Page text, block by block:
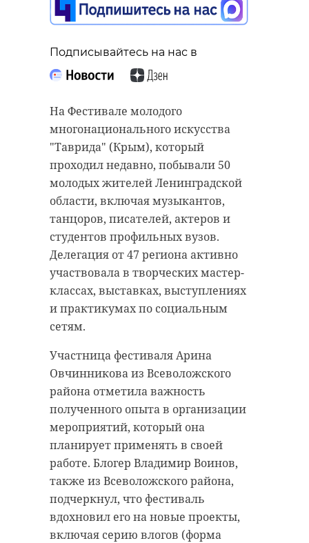
Подписывайтесь на нас в
На Фестивале молодого
многонационального искусства
"Таврида" (Крым), который
проходил недавно, побывали 50
молодых жителей Ленинградской
области, включая музыкантов,
танцоров, писателей, актеров и
студентов профильных вузов.
Делегация от 47 региона активно
участвовала в творческих мастер-
классах, выставках, выступлениях
и практикумах по социальным
сетям.
Участница фестиваля Арина
Овчинникова из Всеволожского
района отметила важность
полученного опыта в организации
мероприятий, который она
планирует применять в своей
работе. Блогер Владимир Воинов,
также из Всеволожского района,
подчеркнул, что фестиваль
вдохновил его на новые проекты,
включая серию влогов (форма